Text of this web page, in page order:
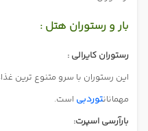
بار و رستوران هتل :
رستوران کایرالی :
این رستوران با سرو متنوع ترین
مهمانانتوردبی است.
بارآرسی اسپرت: